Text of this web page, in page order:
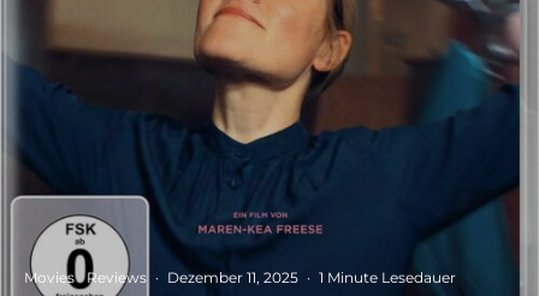
Movies Reviews · Dezember 11, 2025 · 1 Minute Lesedauer